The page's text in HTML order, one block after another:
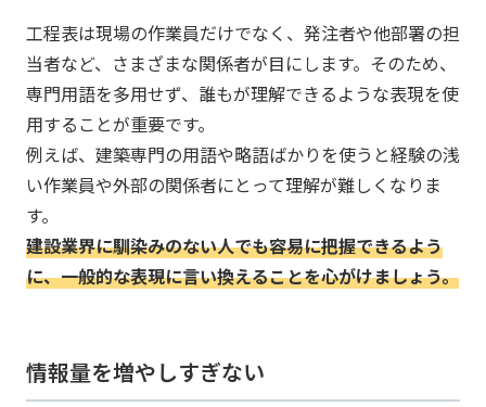
工程表は現場の作業員だけでなく、発注者や他部署の担
当者など、さまざまな関係者が目にします。そのため、
専門用語を多用せず、誰もが理解できるような表現を使
用することが重要です。
例えば、建築専門の用語や略語ばかりを使うと経験の浅
い作業員や外部の関係者にとって理解が難しくなりま
す。
建設業界に馴染みのない人でも容易に把握できるよう
に、一般的な表現に言い換えることを心がけましょう。
情報量を増やしすぎない